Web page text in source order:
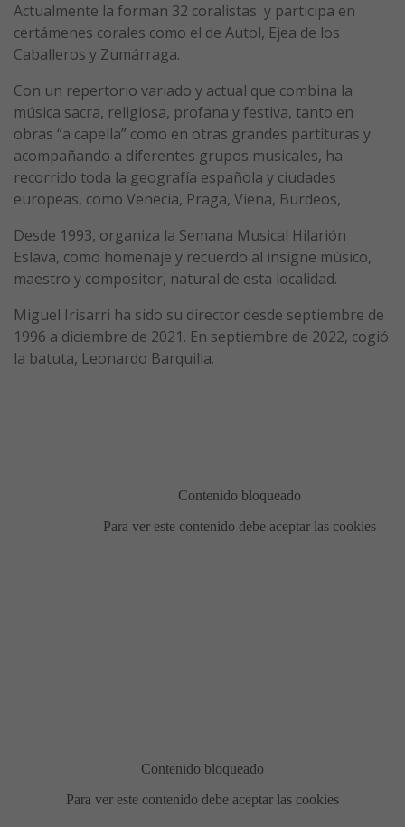
Actualmente la forman 32 coralistas y participa en
certámenes corales como el de Autol, Ejea de los
Caballeros y Zumárraga.
Con un repertorio variado y actual que combina la
música sacra, religiosa, profana y festiva, tanto en
obras “a capella” como en otras grandes partituras y
acompañando a diferentes grupos musicales, ha
recorrido toda la geografía española y ciudades
europeas, como Venecia, Praga, Viena, Burdeos,
Desde 1993, organiza la Semana Musical Hilarión
Eslava, como homenaje y recuerdo al insigne músico,
maestro y compositor, natural de esta localidad.
Miguel Irisarri ha sido su director desde septiembre de
1996 a diciembre de 2021. En septiembre de 2022, cogió
la batuta, Leonardo Barquilla.